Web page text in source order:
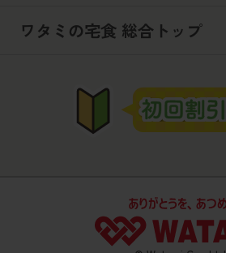
ワタミの宅食 総合トップ